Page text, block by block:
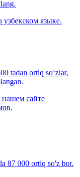
языке.
tadan ortiq so‘zlar,
нашем сайте
87 000 ortiq so'z bor.